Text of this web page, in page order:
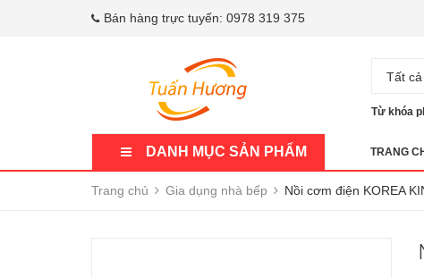
Bán hàng trực tuyến: 0978 319 375
Tất cả
Từ khóa
DANH MỤC SẢN PHẨM TRANG
Trang chủ Gia dụng nhà bếp Nồi cơm điện KOREA